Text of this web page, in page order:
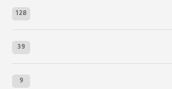
128
39
9